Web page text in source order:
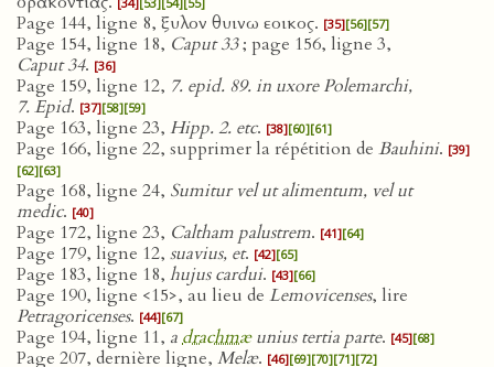
Page 144, ligne 8, ξυλον θυινω εοικος. [35][56][57]
Page 154, ligne 18, Caput 33; page 156, ligne 3,
Caput 34. [36]
Page 159, ligne 12, 7. epid. 89. in uxore Polemarchi,
7. Epid. [37][58][59]
Page 163, ligne 23, Hipp. 2. etc. [38][60][61]
Page 166, ligne 22, supprimer la répétition de Bauhini. [39]
[62][63]
Page 168, ligne 24, Sumitur vel ut alimentum, vel ut
medic. [40]
Page 172, ligne 23, Caltham palustrem. [41][64]
Page 179, ligne 12, suavius, et. [42][65]
Page 183, ligne 18, hujus cardui. [43][66]
Page 190, ligne <15>, au lieu de Lemovicenses, lire
Petragoricenses. [44][67]
Page 194, ligne 11, adrachmæunius tertia parte. [45][68]
Page 207, dernière ligne, Melæ. [46][69][70][71][72]